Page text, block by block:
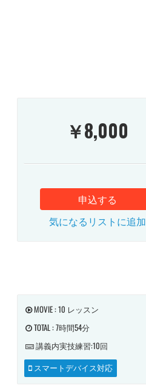
￥8,000
申込する
気になるリストに追加
MOVIE : 10 レッスン
TOTAL : 7時間54分
講義内実技練習:10回
スマートデバイス対応